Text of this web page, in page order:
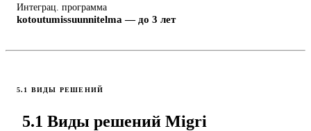
Интеграц. программа
kotoutumissuunnitelma — до 3 лет
5.1 ВИДЫ РЕШЕНИЙ
5.1 Виды решений Migri